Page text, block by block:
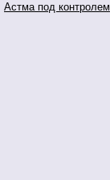
Астма под контролем